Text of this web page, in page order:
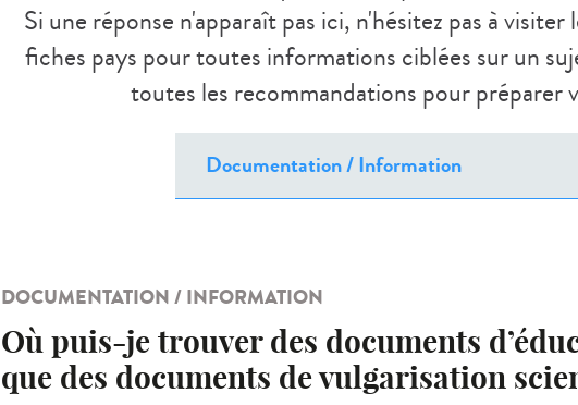
Si une réponse n'apparaît pas ici, n'hésitez pas à visiter
fiches pays pour toutes informations ciblées sur un
toutes les recommandations pour préparer
DOCUMENTATION / INFORMATION
Où puis-je trouver des documents
que des documents de vulgarisation